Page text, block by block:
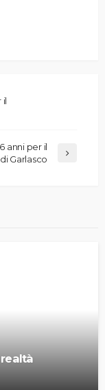
il
anni per il
Garlasco